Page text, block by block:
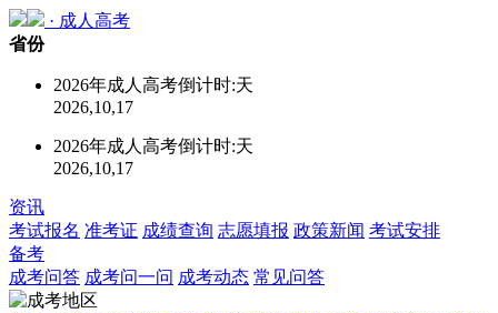
· 成人高考
省份
2026年成人高考倒计时:天
2026,10,17
2026年成人高考倒计时:天
2026,10,17
资讯
考试报名 准考证 成绩查询 志愿填报 政策新闻 考试安排
备考
成考问答 成考问一问 成考动态 常见问答